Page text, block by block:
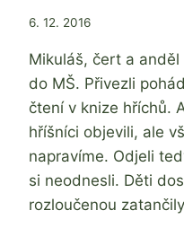
Od
6. 12. 2016
Mikuláš, čert a
do MŠ. Přivezli
čtení v knize hříchů.
hříšníci objevili, ale
napravíme. Odjeli
si neodnesli. Děti
rozloučenou